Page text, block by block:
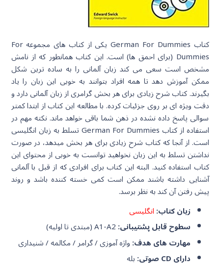
کتاب German For Dummies یکی از کتاب های مجموعه For
Dummies (برای احمق ها) است. این کتاب همانطور که از نامش
مشخص است سعی می کند زبان آلمانی را به ساده ترین شکل
ممکن آموزش دهد تا همه افراد بتوانند به خوبی این زبان را یاد
بگیرند. کتاب شرح زیادی برای هر بخش گرامری از زبان آلمانی دارد و
دقت ویژه ای بر روی جزئیات کرده. با مطالعه این کتاب از ابتدا کمتر
سوالی پاسخ داده نشده در ذهن شما باقی خواهد ماند. نکته مهم در
استفاده از کتاب German For Dummies تسلط به زبان انگلیسی
است. از آنجا که کتاب شرح زیادی برای هر بخش میدهد، در صورت
نداشتن تسلط به این زبان نخواهید توانست به خوبی از محتوای این
کتاب استفاده کنید. البته این کتاب برای افرادی که از قبل با آلمانی
آشنایی داشته باشند ممکن است کمی خسته کننده باشد و روند
پیش رفتن آن کند به نظر برسد.
زبان کتاب:انگلیسی
سطوح قابل پشتیبانی:
مهارت های هدف:واژه آموزی / گرامر / مکالمه / شنیداری
دارای CD صوتی:
بله